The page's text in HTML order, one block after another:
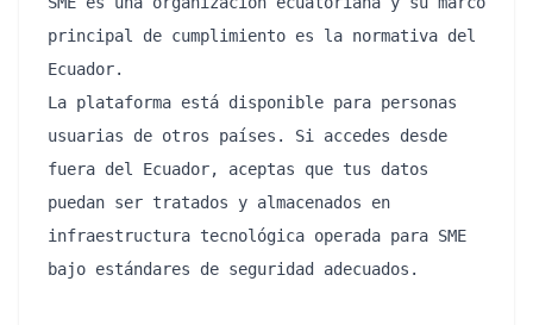
principal de cumplimiento es la normativa del
Ecuador.
La plataforma está disponible para personas
usuarias de otros países. Si accedes desde
fuera del Ecuador, aceptas que tus datos
puedan ser tratados y almacenados en
infraestructura tecnológica operada para SME
bajo estándares de seguridad adecuados.